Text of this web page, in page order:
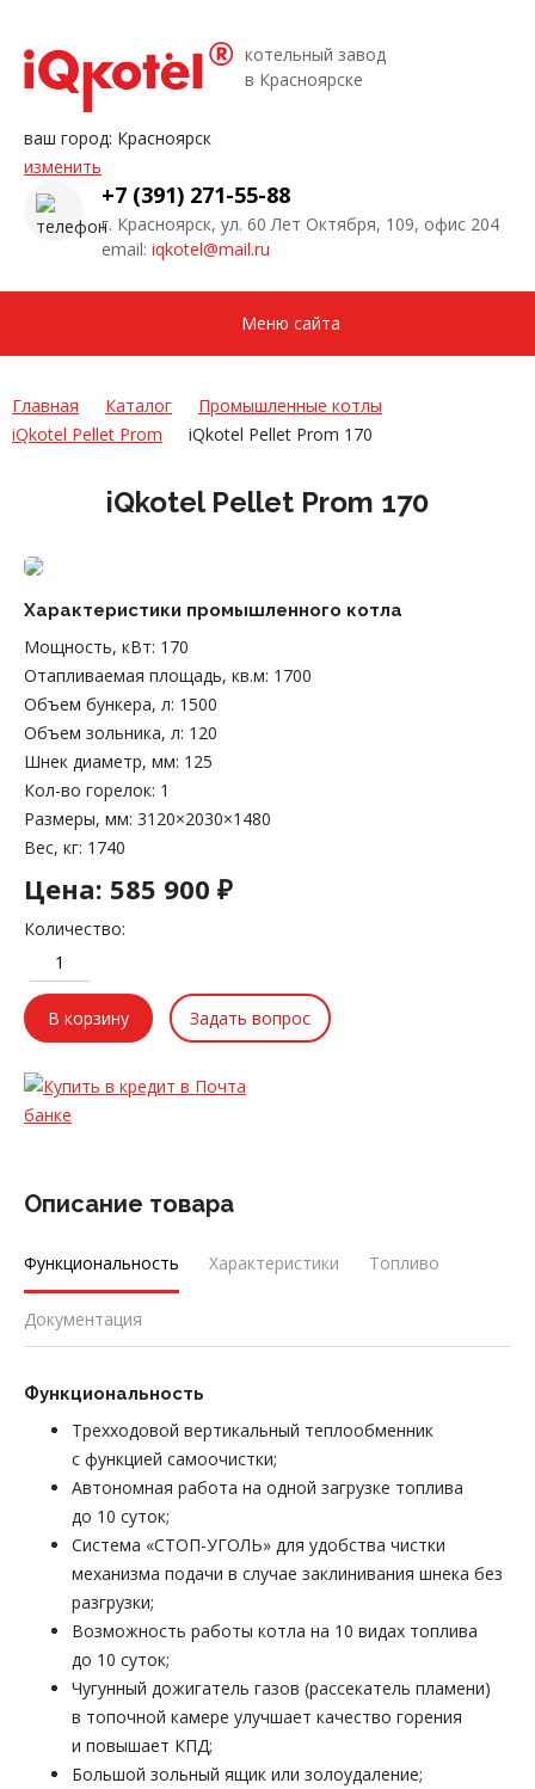
котельный завод
в Красноярске
ваш город: Красноярск
изменить
+7 (391) 271-55-88
г. Красноярск, ул. 60 Лет Октября, 109, офис 204
email: iqkotel@mail.ru
Меню сайта
Главная Каталог
Промышленные котлы
iQkotel Pellet Prom
iQkotel Pellet Prom 170
iQkotel Pellet Prom 170
Характеристики промышленного котла
Мощность, кВт: 170
Отапливаемая площадь, кв.м: 1700
Объем бункера, л: 1500
Объем зольника, л: 120
Шнек диаметр, мм: 125
Кол-во горелок: 1
Размеры, мм: 3120×2030×1480
Вес, кг: 1740
Цена: 585 900 ₽
Количество:
Задать вопрос
Описание товара
Функциональность Характеристики Топливо
Документация
Функциональность
Трехходовой вертикальный теплообменник
с функцией самоочистки;
Автономная работа на одной загрузке топлива
до 10 суток;
Система «СТОП-УГОЛЬ» для удобства чистки
механизма подачи в случае заклинивания шнека без
разгрузки;
Возможность работы котла на 10 видах топлива
до 10 суток;
Чугунный дожигатель газов (рассекатель пламени)
в топочной камере улучшает качество горения
и повышает КПД;
Большой зольный ящик или золоудаление;